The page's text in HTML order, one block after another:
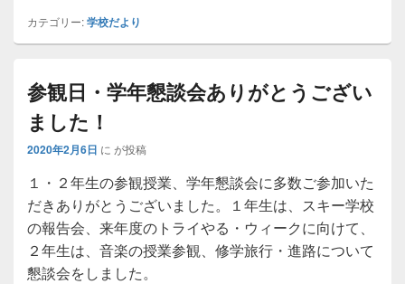
カテゴリー:学校だより
参観日・学年懇談会ありがとうござい
ました！
2020年2月6日 に が投稿
１・２年生の参観授業、学年懇談会に多数ご参加いた
だきありがとうございました。１年生は、スキー学校
の報告会、来年度のトライやる・ウィークに向けて、
２年生は、音楽の授業参観、修学旅行・進路について
懇談会をしました。